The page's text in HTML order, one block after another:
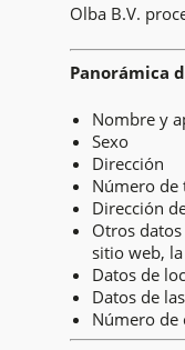
Olba B.V.
Panorámica
Nombre y
Sexo
Dirección
Número de
Dirección
Otros
sitio web,
Datos de
Datos de
Número de